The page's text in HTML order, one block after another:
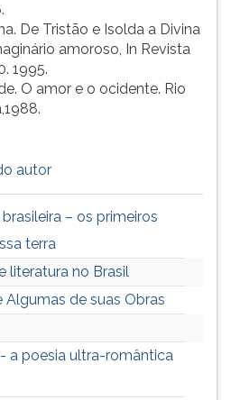
De Tristão e Isolda a Divina
amoroso, In Revista
1995.
O amor e o ocidente. Rio
autor
– os primeiros
terra
literatura no Brasil
Algumas de suas Obras
a poesia ultra-romântica